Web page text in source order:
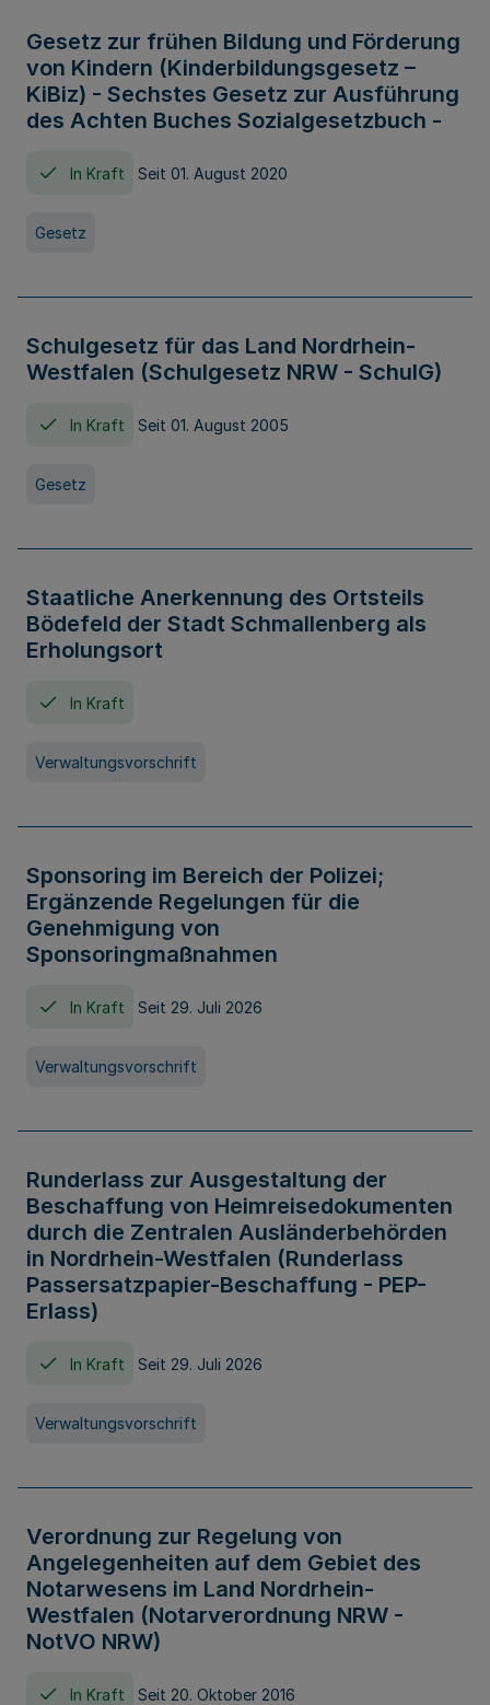
Gesetz zur frühen Bildung und Förderung
von Kindern (Kinderbildungsgesetz –
KiBiz) - Sechstes Gesetz zur Ausführung
des Achten Buches Sozialgesetzbuch -
In Kraft Seit 01. August 2020
Gesetz
Schulgesetz für das Land Nordrhein-
Westfalen (Schulgesetz NRW - SchulG)
In Kraft Seit 01. August 2005
Gesetz
Staatliche Anerkennung des Ortsteils
Bödefeld der Stadt Schmallenberg als
Erholungsort
In Kraft
Verwaltungsvorschrift
Sponsoring im Bereich der Polizei;
Ergänzende Regelungen für die
Genehmigung von
Sponsoringmaßnahmen
In Kraft Seit 29. Juli 2026
Verwaltungsvorschrift
Runderlass zur Ausgestaltung der
Beschaffung von Heimreisedokumenten
durch die Zentralen Ausländerbehörden
in Nordrhein-Westfalen (Runderlass
Passersatzpapier-Beschaffung - PEP-
Erlass)
In Kraft Seit 29. Juli 2026
Verwaltungsvorschrift
Verordnung zur Regelung von
Angelegenheiten auf dem Gebiet des
Notarwesens im Land Nordrhein-
Westfalen (Notarverordnung NRW -
NotVO NRW)
In Kraft Seit 20. Oktober 2016